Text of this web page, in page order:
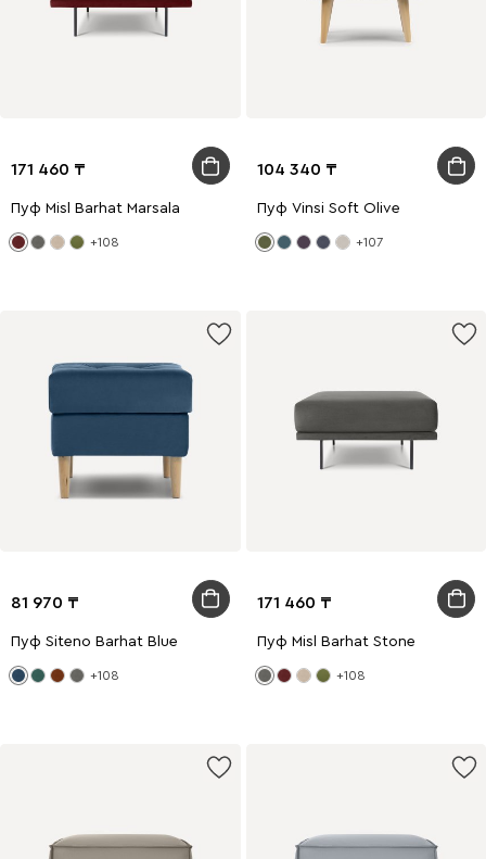
171 460
Пуф Misl Barhat Marsala
+108
104 340
Пуф Vinsi Soft Olive
+107
81 970
Пуф Siteno Barhat Blue
+108
171 460
Пуф Misl Barhat Stone
+108